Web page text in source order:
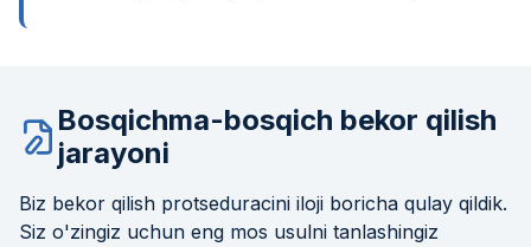
Bosqichma-bosqich bekor qilish
jarayoni
Biz bekor qilish protsedurасini iloji boricha qulay qildik.
Siz o'zingiz uchun eng mos usulni tanlashingiz